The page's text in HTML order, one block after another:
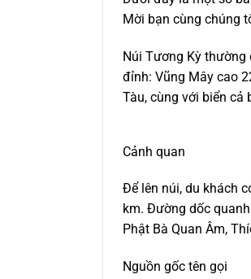
Mời bạn cùng chúng
Núi Tương Kỳ thường
đỉnh: Vũng Mây cao
Tàu, cùng với biển
Cảnh quan
Để lên núi, du khách
km. Đường dốc
Phật Bà Quan Âm,
Nguồn gốc tên gọi